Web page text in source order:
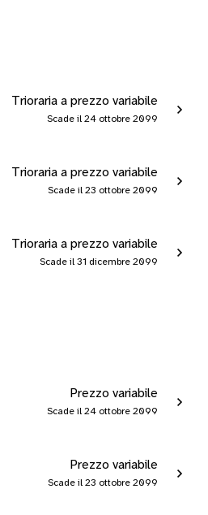
Trioraria a prezzo variabile
Scade il 24 ottobre 2099
Trioraria a prezzo variabile
Scade il 23 ottobre 2099
Trioraria a prezzo variabile
Scade il 31 dicembre 2099
Prezzo variabile
Scade il 24 ottobre 2099
Prezzo variabile
Scade il 23 ottobre 2099